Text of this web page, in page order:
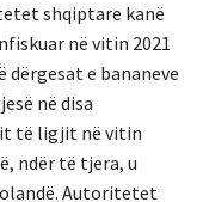
shqiptare kanë
në vitin 2021
e bananeve
në disa
të ligjit në vitin
ndër të tjera, u
Autoritetet